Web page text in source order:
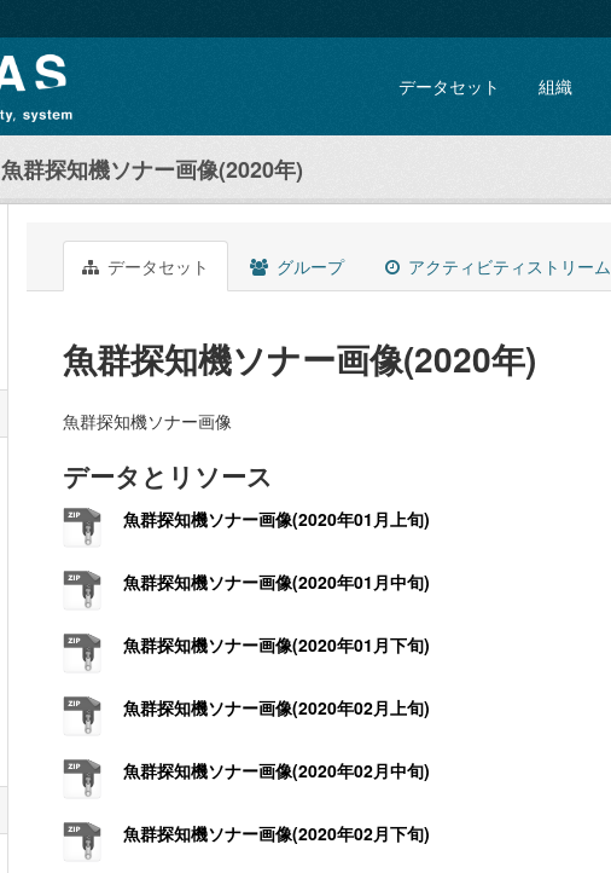
データセット 組織
魚群探知機ソナー画像(2020年)
データセット グループ アクティビティストリーム
魚群探知機ソナー画像(2020年)
魚群探知機ソナー画像
データとリソース
魚群探知機ソナー画像(2020年01月上旬)
魚群探知機ソナー画像(2020年01月中旬)
魚群探知機ソナー画像(2020年01月下旬)
魚群探知機ソナー画像(2020年02月上旬)
魚群探知機ソナー画像(2020年02月中旬)
魚群探知機ソナー画像(2020年02月下旬)